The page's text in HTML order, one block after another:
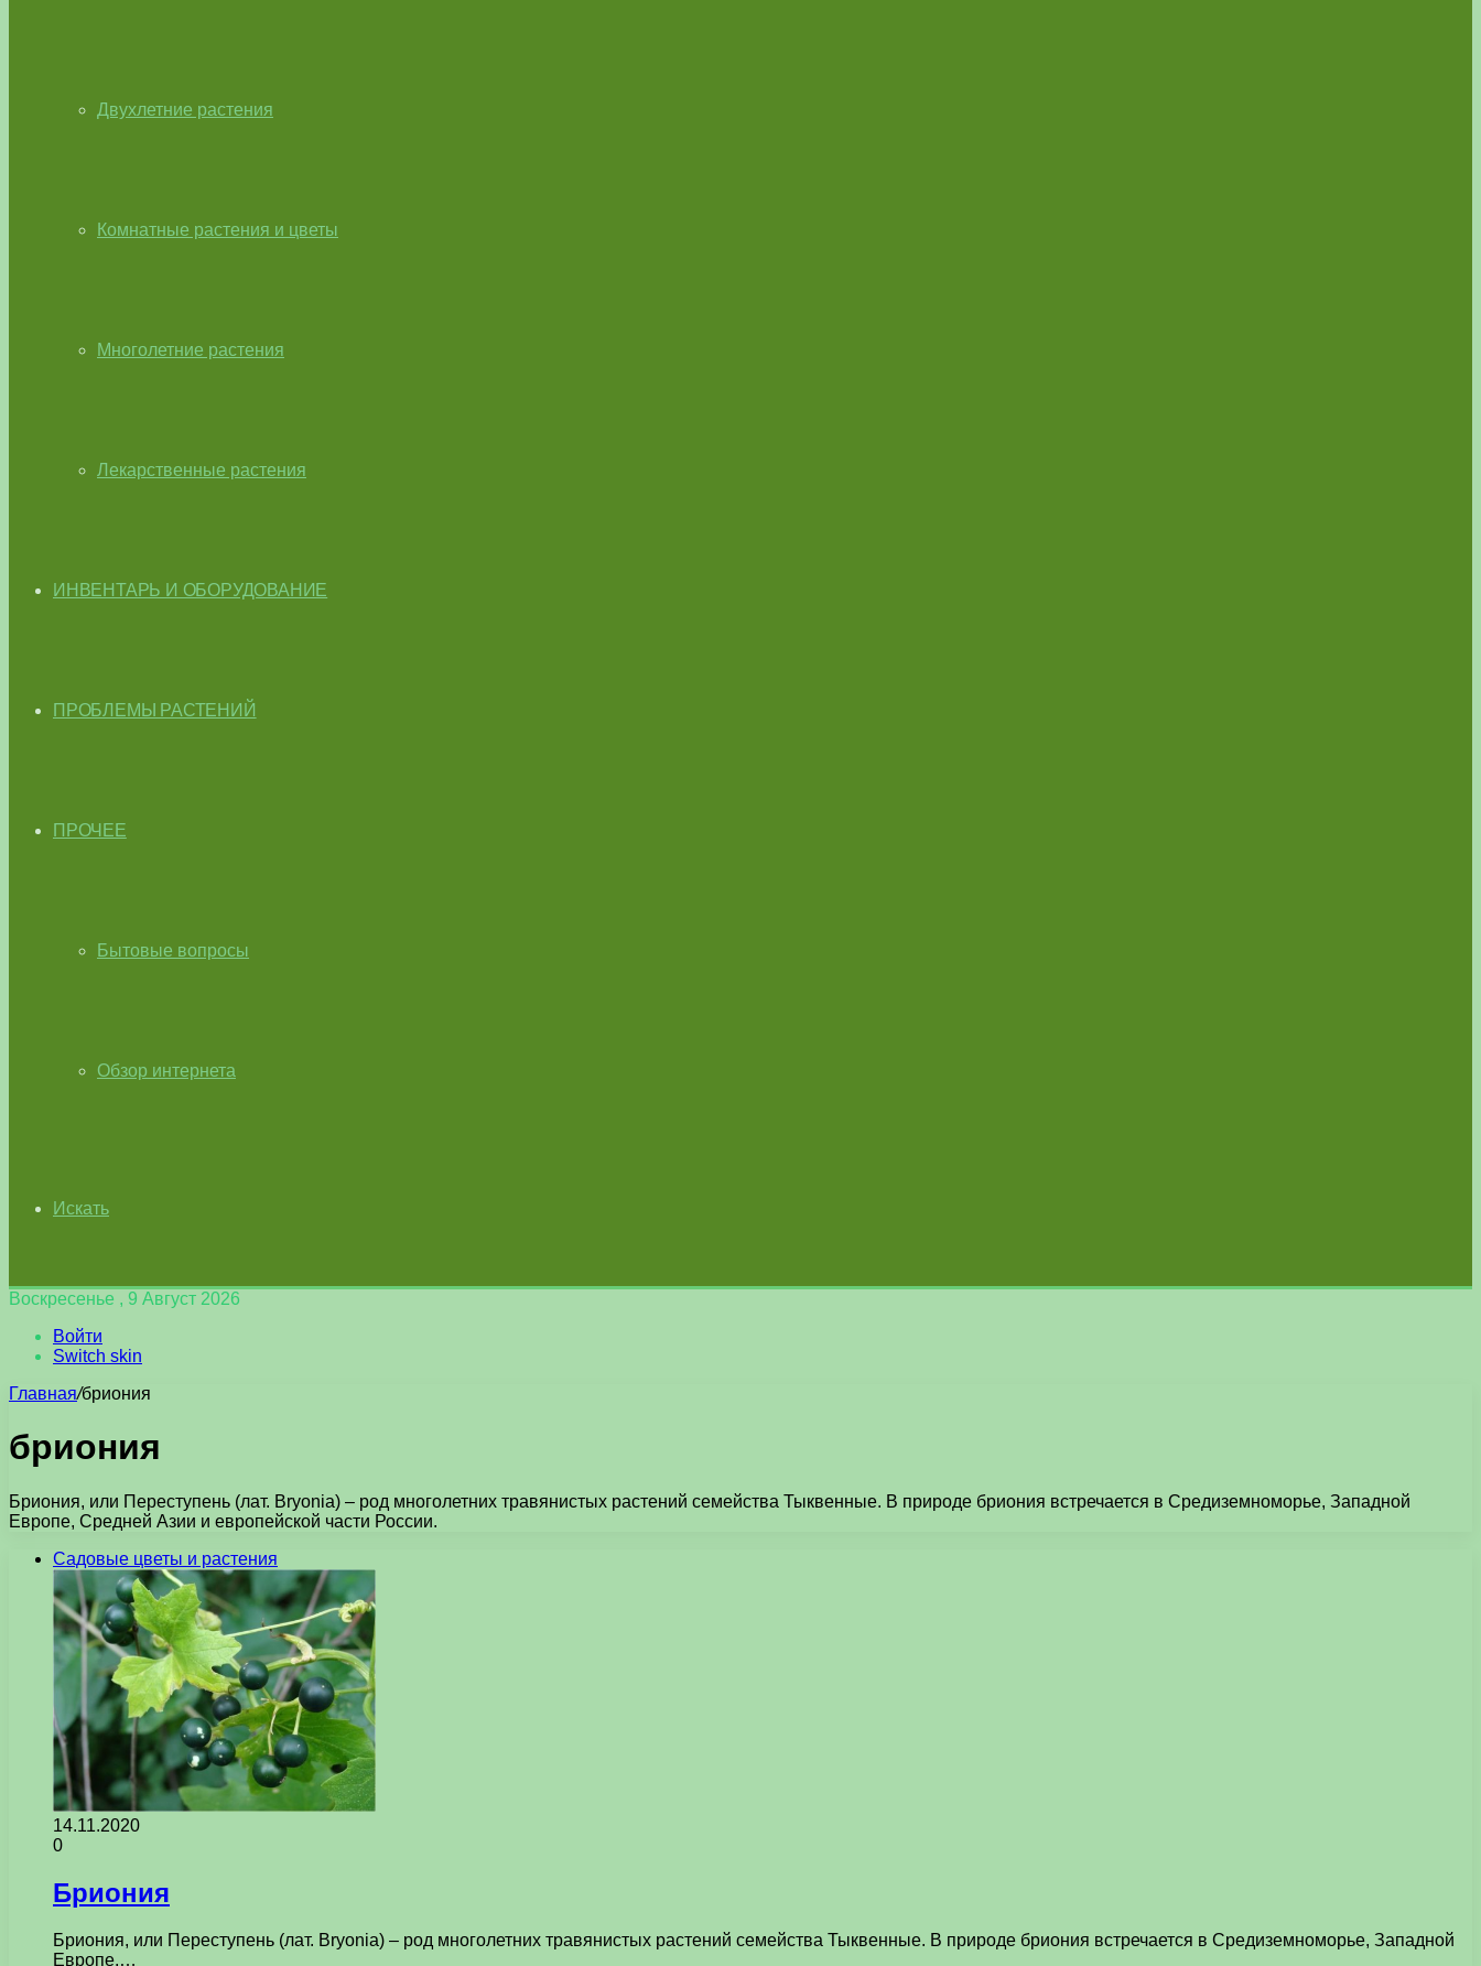
Двухлетние растения
Комнатные растения и цветы
Многолетние растения
Лекарственные растения
ИНВЕНТАРЬ И ОБОРУДОВАНИЕ
ПРОБЛЕМЫ РАСТЕНИЙ
ПРОЧЕЕ
Бытовые вопросы
Обзор интернета
Искать
Воскресенье , 9 Август 2026
Войти
Switch skin
Главная/бриония
бриония
Бриония, или Переступень (лат. Bryonia) – род многолетних травянистых растений семейства Тыквенные. В природе бриония встречается в Средиземноморье, Западной
Европе, Средней Азии и европейской части России.
Садовые цветы и растения
14.11.2020
0
Бриония
Бриония, или Переступень (лат. Bryonia) – род многолетних травянистых растений семейства Тыквенные. В природе бриония встречается в Средиземноморье, Западной
Европе,…